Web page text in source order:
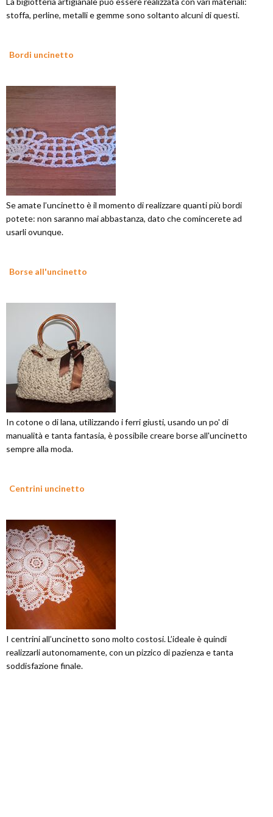
stoffa, perline, metalli e gemme sono soltanto alcuni di questi.
Bordi uncinetto
Se amate l’uncinetto è il momento di realizzare quanti più bordi
potete: non saranno mai abbastanza, dato che comincerete ad
usarli ovunque.
Borse all'uncinetto
In cotone o di lana, utilizzando i ferri giusti, usando un po' di
manualità e tanta fantasia, è possibile creare borse all'uncinetto
sempre alla moda.
Centrini uncinetto
I centrini all’uncinetto sono molto costosi. L’ideale è quindi
realizzarli autonomamente, con un pizzico di pazienza e tanta
soddisfazione finale.